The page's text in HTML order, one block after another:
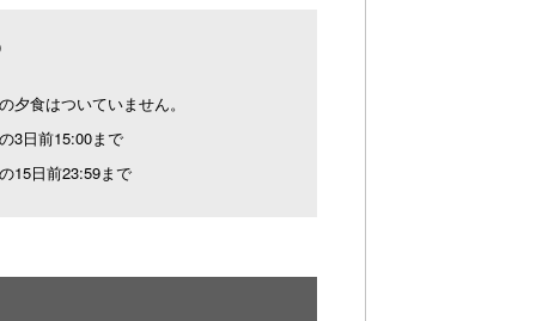
夕食はついていません。
3日前15:00まで
15日前23:59まで